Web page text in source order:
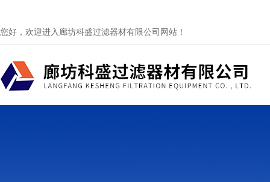
您好，欢迎进入廊坊科盛过滤器材有限公司网站！